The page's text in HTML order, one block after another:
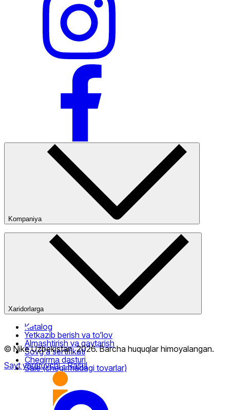
Kompaniya
Kompaniya haqida
Bizning do‘konlarimiz
Ommaviy oferta
Xaridorlarga
Katalog
Yetkazib berish va to‘lov
Almashtirish va qaytarish
Sovg‘a sertifikati
Chegirma dasturi
Sale (chegirmadagi tovarlar)
© Nike Uzbekistan,2026.Barcha huquqlar himoyalangan.
Sayt yaratuvchi- Rasul